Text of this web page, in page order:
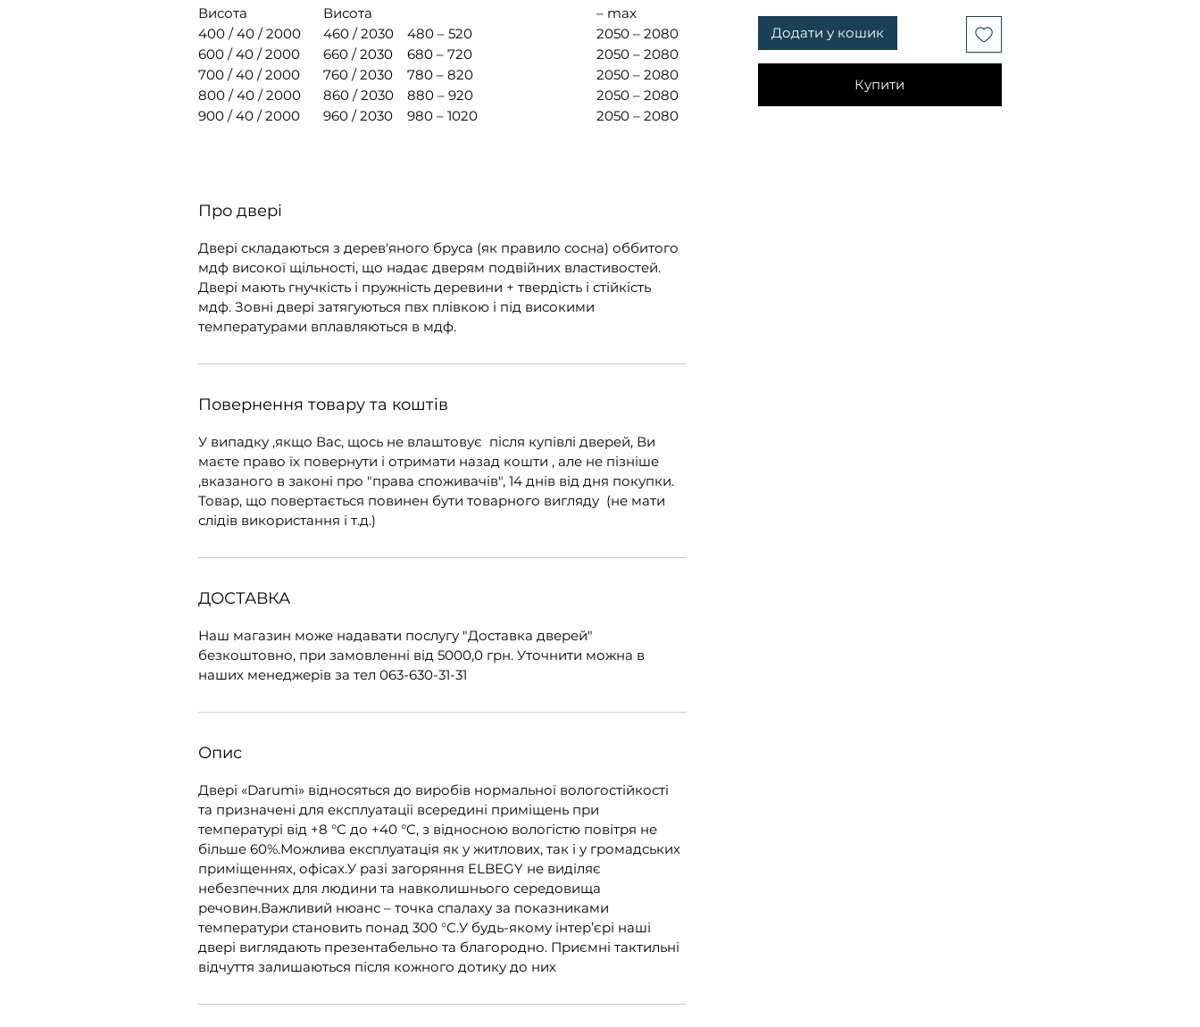
Висота
Висота
– max
400 / 40 / 2000
460 / 2030 480 – 520
2050 – 2080
600 / 40 / 2000
660 / 2030 680 – 720
2050 – 2080
700 / 40 / 2000
760 / 2030 780 – 820
2050 – 2080
800 / 40 / 2000
860 / 2030 880 – 920
2050 – 2080
900 / 40 / 2000
960 / 2030 980 – 1020 2050 – 2080
Про двері
Двері складаються з дерев'яного бруса (як правило сосна) оббитого
мдф високої щільності, що надає дверям подвійних властивостей.
Двері мають гнучкість і пружність деревини + твердість і стійкість
мдф. Зовні двері затягуються пвх плівкою і під високими
температурами вплавляються в мдф.
Повернення товару та коштів
У випадку ,якщо Вас, щось не влаштовує після купівлі дверей, Ви
маєте право їх повернути і отримати назад кошти , але не пізніше
,вказаного в законі про "права споживачів", 14 днів від дня покупки.
Товар, що повертається повинен бути товарного вигляду (не мати
слідів використання і т.д.)
ДОСТАВКА
Наш магазин може надавати послугу "Доставка дверей"
безкоштовно, при замовленні від 5000,0 грн. Уточнити можна в
наших менеджерів за тел 063-630-31-31
Опис
Двері «Darumi» відносяться до виробів нормальної вологостійкості
та призначені для експлуатації всередині приміщень при
температурі від +8 °C до +40 °C, з відносною вологістю повітря не
більше 60%.Можлива експлуатація як у житлових, так і у громадських
приміщеннях, офісах.У разі загоряння ELBEGY не виділяє
небезпечних для людини та навколишнього середовища
речовин.Важливий нюанс – точка спалаху за показниками
температури становить понад 300 °С.У будь-якому інтер’єрі наші
двері виглядають презентабельно та благородно. Приємні тактильні
відчуття залишаються після кожного дотику до них
Додати у кошик
Купити